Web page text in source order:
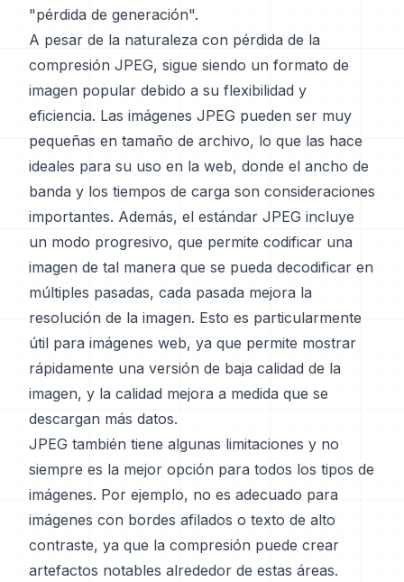
"pérdida de generación".
A pesar de la naturaleza con pérdida de la
compresión JPEG, sigue siendo un formato de
imagen popular debido a su flexibilidad y
eficiencia. Las imágenes JPEG pueden ser muy
pequeñas en tamaño de archivo, lo que las hace
ideales para su uso en la web, donde el ancho de
banda y los tiempos de carga son consideraciones
importantes. Además, el estándar JPEG incluye
un modo progresivo, que permite codificar una
imagen de tal manera que se pueda decodificar en
múltiples pasadas, cada pasada mejora la
resolución de la imagen. Esto es particularmente
útil para imágenes web, ya que permite mostrar
rápidamente una versión de baja calidad de la
imagen, y la calidad mejora a medida que se
descargan más datos.
JPEG también tiene algunas limitaciones y no
siempre es la mejor opción para todos los tipos de
imágenes. Por ejemplo, no es adecuado para
imágenes con bordes afilados o texto de alto
contraste, ya que la compresión puede crear
artefactos notables alrededor de estas áreas.